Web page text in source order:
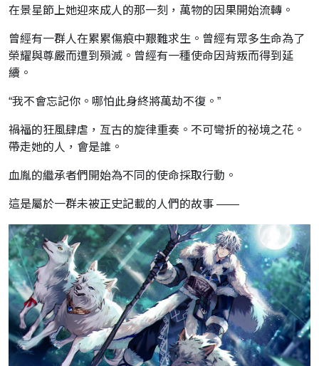
在景星節上她迎來成人的那一刻，萬物的因果開始流轉。
曾經有一群人在累累傷痕中艱難求生。曾經有眾多生命為了
榮耀與尊嚴而遭到殞滅。曾經有一種使命因背叛而得到延
續。
“我不會忘記你。哪怕此身終將萬劫不復。”
禍福的狂風肆虐，亙古的旋律重奏。不可彎折的祕境之花。
帶走她的人，會是誰。
血胤的繼承者們開始為不同的使命採取行動。
這是屬於一群未被正史記載的人們的故事 ——